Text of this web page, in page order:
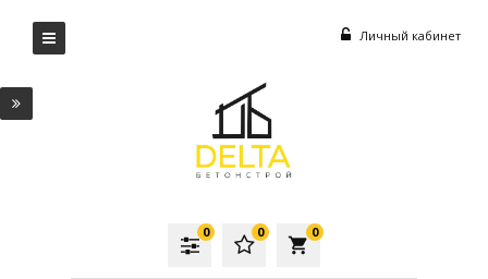
Личный кабинет
local_grocery_store
0
0
0